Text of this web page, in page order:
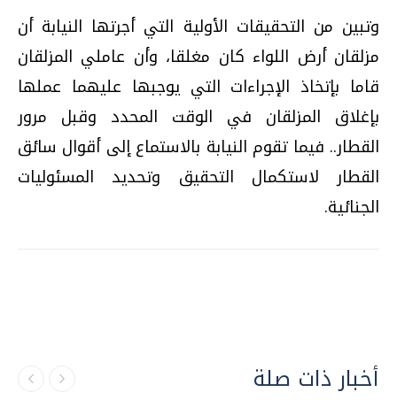
وتبين من التحقيقات الأولية التي أجرتها النيابة أن
مزلقان أرض اللواء كان مغلقا، وأن عاملي المزلقان
قاما بإتخاذ الإجراءات التي يوجبها عليهما عملها
بإغلاق المزلقان في الوقت المحدد وقبل مرور
القطار.. فيما تقوم النيابة بالاستماع إلى أقوال سائق
القطار لاستكمال التحقيق وتحديد المسئوليات
الجنائية.
أخبار ذات صلة